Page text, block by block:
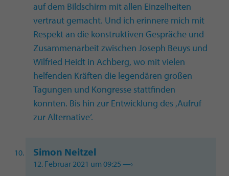
auf dem Bildschirm mit allen Einzelheiten
vertraut gemacht. Und ich erinnere mich mit
Respekt an die konstruktiven Gespräche und
Zusammenarbeit zwischen Joseph Beuys und
Wilfried Heidt in Achberg, wo mit vielen
helfenden Kräften die legendären großen
Tagungen und Kongresse stattfinden
konnten. Bis hin zur Entwicklung des ,Aufruf
zur Alternative‘.
Simon Neitzel
12. Februar 2021 um 09:25 —›